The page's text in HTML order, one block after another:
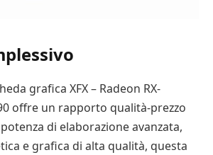
grafica XFX – Radeon RX-
offre un rapporto qualità-prezzo
di elaborazione avanzata,
e grafica di alta qualità, questa